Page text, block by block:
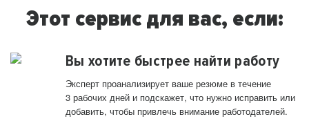
Этот сервис для вас, если:
Вы хотите быстрее найти работу
Эксперт проанализирует ваше резюме в течение
3 рабочих дней и подскажет, что нужно исправить или
добавить, чтобы привлечь внимание работодателей.